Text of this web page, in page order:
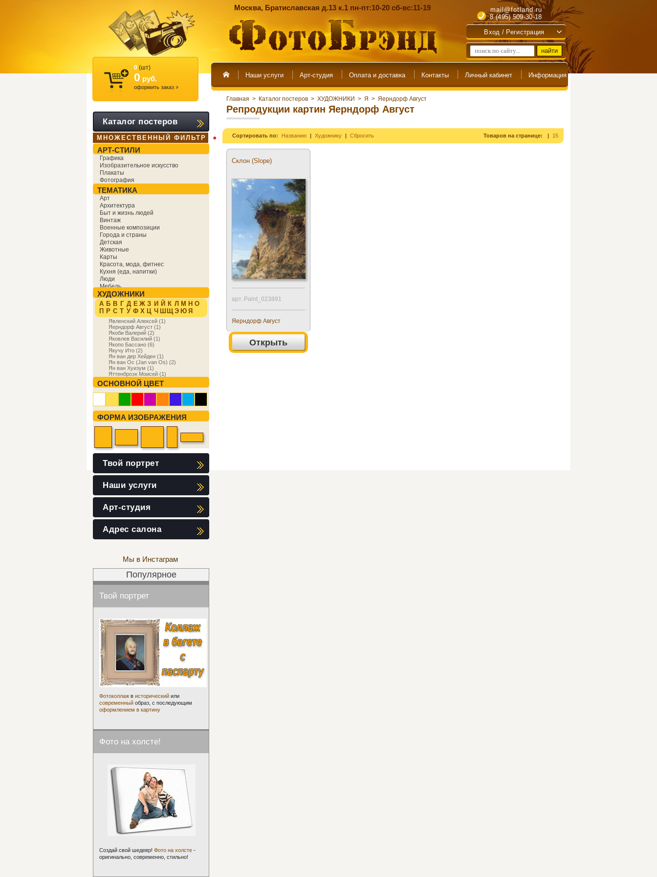
Москва, Братиславская д.13 к.1 пн-пт:10-20 сб-вс:11-19
mail@fotland.ru
8 (495) 509-30-18
Вход / Регистрация
0 (шт)
0 руб.
оформить заказ
Наши услуги Арт-студия
Главная > Каталог постеров > ХУДОЖНИКИ > Я > Яерндорф Август
Репродукции картин Яерндорф Август
Сортировать по: Названию Художнику Сбросить Товаров на странице: 15
Склон (Slope)
арт. Paint_023891
Яерндорф Август
Открыть
Каталог постеров
МНОЖЕСТВЕННЫЙ ФИЛЬТР ●
АРТ-СТИЛИ
Графика
Изобразительное искусство
Плакаты
Фотография
ТЕМАТИКА
Арт
Архитектура
Быт и жизнь людей
Винтаж
Военные композиции
Города и страны
Детская
Животные
Карты
Красота, мода, фитнес
Кухня (еда, напитки)
Люди
Мебель
Мировая культура
Музыка
Надписи
Образование
Отдых
Охота
Праздники
Природа
Религия и духовность
Спорт
Сфера деятельности
Транспорт
Фракталы
Фэнтези
ХУДОЖНИКИ
А Б В Г Д Е Ж З И Й К Л М Н О
П Р С Т У Ф Х Ц Ч Ш Щ Э Ю Я
Явленский Алексей (1)
Яерндорф Август (1)
Якоби Валерий (2)
Яковлев Василий (1)
Якопо Бассано (6)
Якучу Ито (2)
Ян ван дер Хейден (1)
Ян ван Ос (Jan van Os) (2)
Ян ван Хуизум (1)
Яттенброэк Моисей (1)
ОСНОВНОЙ ЦВЕТ
ФОРМА ИЗОБРАЖЕНИЯ
Твой портрет
Наши услуги
Арт-студия
Адрес салона
Мы в Инстаграм
Популярное
Твой портрет
Фотоколлаж в исторический или
современный образ, с последующим
оформлением в картину
Фото на холсте!
Создай свой шедевр! Фото на холсте -
оригинально, современно, стильно!